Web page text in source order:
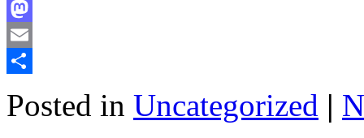
Facebook
Mastodon
Email
Posted in Uncategorized |